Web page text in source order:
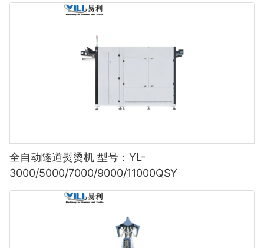
全自动隧道熨烫机 型号：YL-
3000/5000/7000/9000/11000QSY